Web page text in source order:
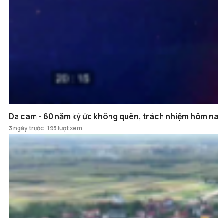
Da cam - 60 năm ký ức không quên, trách nhiệm hôm
3 ngày trước 195 lượt xem